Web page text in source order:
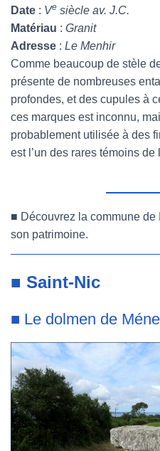
Date : Ve siècle av. J.C.
Matériau : Granit
Adresse : Le Menhir
Comme beaucoup de stèle
présente de nombreuses
profondes, et des cupules à
ces marques est inconnu,
probablement utilisée à des
est l’un des rares témoins
■ Découvrez la commune de
son patrimoine.
■ Saint-Nic
■ Le dolmen de